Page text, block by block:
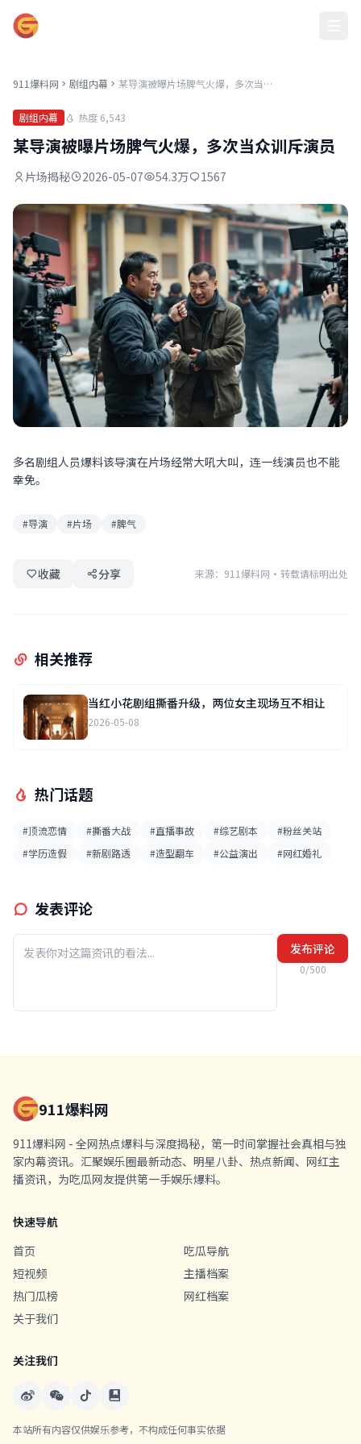
911爆料网 剧组内幕 某导演被曝片场脾气火爆，多次当众训斥演员
剧组内幕 热度 6,543
某导演被曝片场脾气火爆，多次当众训斥演员
片场揭秘 2026-05-07 54.3万 1567
多名剧组人员爆料该导演在片场经常大吼大叫，连一线演员也不能
幸免。
#导演 #片场 #脾气
收藏 分享 来源：911爆料网 · 转载请标明出处
相关推荐
当红小花剧组撕番升级，两位女主现场互不相让
2026-05-08
热门话题
#顶流恋情 #撕番大战 #直播事故 #综艺剧本
#粉丝关站
#学历造假
#新剧路透 #造型翻车 #公益演出 #网红婚礼
发表评论
发布评论
0/500
911爆料网
911爆料网 - 全网热点爆料与深度揭秘，第一时间掌握社会真相与独
家内幕资讯。汇聚娱乐圈最新动态、明星八卦、热点新闻、网红主
播资讯，为吃瓜网友提供第一手娱乐爆料。
快速导航
首页
吃瓜导航
短视频
主播档案
热门瓜榜
网红档案
关于我们
关注我们
本站所有内容仅供娱乐参考，不构成任何事实依据